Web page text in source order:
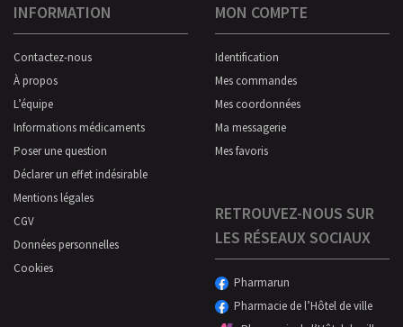
INFORMATION
Contactez-nous
À propos
L’équipe
Informations médicaments
Poser une question
Déclarer un effet indésirable
Mentions légales
CGV
Données personnelles
Cookies
MON COMPTE
Identification
Mes commandes
Mes coordonnées
Ma messagerie
Mes favoris
RETROUVEZ-NOUS SUR
LES RÉSEAUX SOCIAUX
Pharmarun
Pharmacie de l’Hôtel de ville